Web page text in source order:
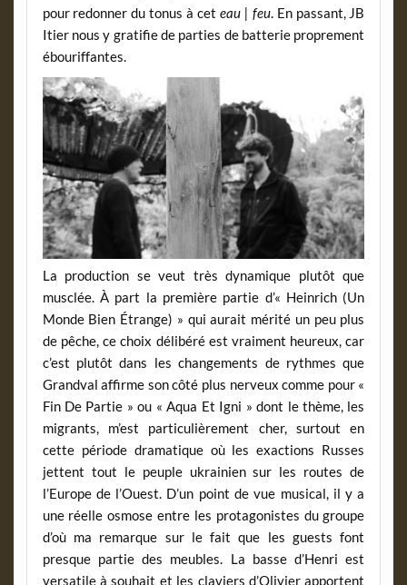
pour redonner du tonus à cet eau | feu. En passant, JB
Itier nous y gratifie de parties de batterie proprement
ébouriffantes.
La production se veut très dynamique plutôt que
musclée. À part la première partie d’« Heinrich (Un
Monde Bien Étrange) » qui aurait mérité un peu plus
de pêche, ce choix délibéré est vraiment heureux, car
c’est plutôt dans les changements de rythmes que
Grandval affirme son côté plus nerveux comme pour «
Fin De Partie » ou « Aqua Et Igni » dont le thème, les
migrants, m’est particulièrement cher, surtout en
cette période dramatique où les exactions Russes
jettent tout le peuple ukrainien sur les routes de
l’Europe de l’Ouest. D’un point de vue musical, il y a
une réelle osmose entre les protagonistes du groupe
d’où ma remarque sur le fait que les guests font
presque partie des meubles. La basse d’Henri est
versatile à souhait et les claviers d’Olivier apportent